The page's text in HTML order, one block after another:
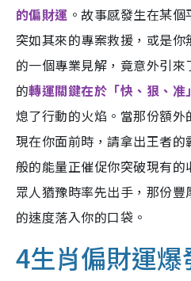
的偏財運 。故事感發生在某
突如其來的專案救援，或是
的一個專業見解，竟意外引
的轉運關鍵在於「快、狠、准」
熄了行動的火焰。當那份額
現在你面前時，請拿出王者
般的能量正催促你突破現有
眾人猶豫時率先出手，那份
的速度落入你的口袋。
4生肖偏財運爆